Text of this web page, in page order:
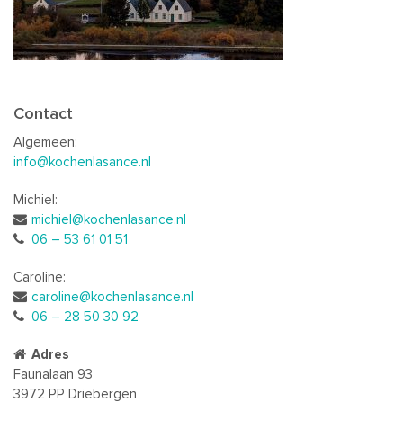
Contact
Algemeen:
info@kochenlasance.nl
Michiel:
michiel@kochenlasance.nl
06 – 53 61 01 51
Caroline:
caroline@kochenlasance.nl
06 – 28 50 30 92
Adres
Faunalaan 93
3972 PP Driebergen